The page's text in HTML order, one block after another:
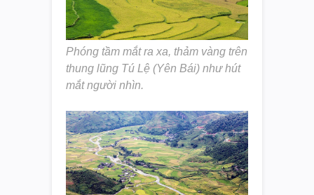
Phóng tầm mắt ra xa, thảm vàng trên
thung lũng Tú Lệ (Yên Bái) như hút
mắt người nhìn.